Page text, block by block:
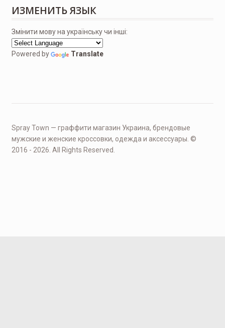
ИЗМЕНИТЬ ЯЗЫК
Змінити мову на українську чи інші:
Powered by Translate
Spray Town — граффити магазин Украина, брендовые
мужские и женские кроссовки, одежда и аксессуары. ©
2016 - 2026. All Rights Reserved.